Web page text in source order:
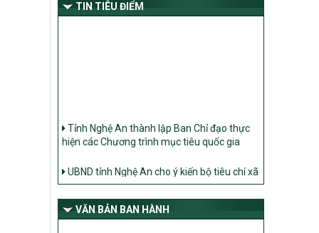
TIN TIÊU ĐIỂM
hiện các Chương trình mục tiêu quốc gia
Nông thôn mới
Chỉ thị về đẩy mạnh thực hiện Chương trình
mục tiêu quốc gia xây dựng nông thôn mới,
VĂN BẢN BAN HÀNH